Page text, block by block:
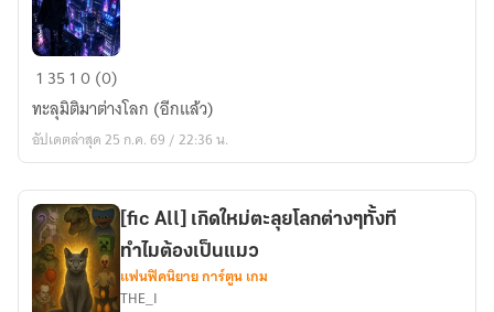
สร้าง
ใน
ต่าง
1 35 10 (0)
ทะลุมิติมาต่างโลก (อีกแล้ว)
อัปเดตล่าสุด 25 ก.ค. 69 / 22:36 น.
[fic All] เกิดใหม่ตะลุยโลกต่างๆทั้งที
ทำไมต้องเป็นแมว
แฟนฟิคนิยาย การ์ตูน เกม
THE_I